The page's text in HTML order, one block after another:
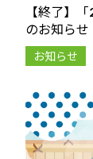
【終了】
のお知らせ
お知らせ